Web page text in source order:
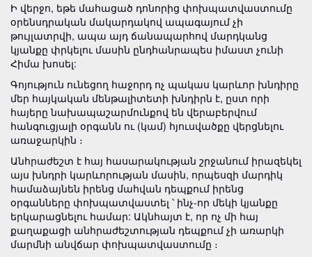
Ի վերջո, եթե մահացած դոնորից փոխպատվաստումը
օրենսդրական մակարդակով ապագայում չի
թույլատրվի, ապա այդ ճանապարհով մարդկանց
կյանքը փրկելու մասին ընդհանրապես իմաստ չունի
Հիմա խոսել:
Գոյություն ունեցող հաջորդ ոչ պակաս կարևոր խնդիրը
մեր հայկական մենթալիտետի խնդիրն է, ըստ որի
հայերը նախապաշարմունքով են վերաբերվում
հանգուցյալի օրգանն ու (կամ) հյուսվածքը վերցնելու
առաջարկին ։
Անհրաժեշտ է հայ հասարակության շրջանում իրազեկել
այս խնդրի կարևորության մասին, որպեսզի մարդիկ
համաձայնեն իրենց մահվան դեպքում իրենց
օրգանները փոխպատվաստել ՝ ինչ-որ մեկի կյանքը
երկարացնելու համար: Ակնհայտ է, որ ոչ մի հայ
քաղաքացի անհրաժեշտության դեպքում չի առարկի
մարմնի անվճար փոխպատվաստումը ։